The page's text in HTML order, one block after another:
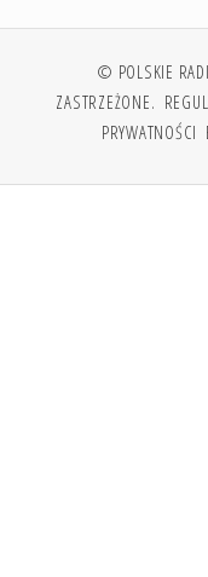
© POLSKIE
ZASTRZEŻONE.
PRYWATNOŚCI